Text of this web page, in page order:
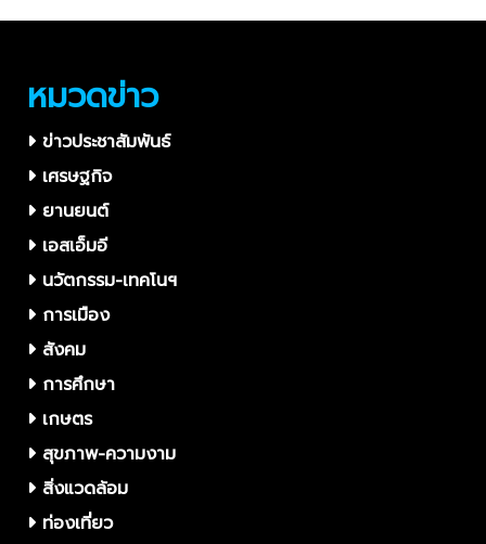
หมวดข่าว
ข่าวประชาสัมพันธ์
เศรษฐกิจ
ยานยนต์
เอสเอ็มอี
นวัตกรรม-เทคโนฯ
การเมือง
สังคม
การศึกษา
เกษตร
สุขภาพ-ความงาม
สิ่งแวดล้อม
ท่องเที่ยว